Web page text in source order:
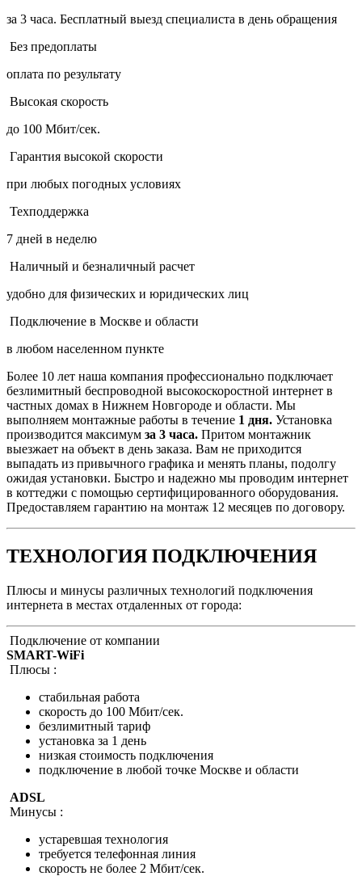
за 3 часа. Бесплатный выезд специалиста в день обращения
Без предоплаты
оплата по результату
Высокая скорость
до 100 Мбит/сек.
Гарантия высокой скорости
при любых погодных условиях
Техподдержка
7 дней в неделю
Наличный и безналичный расчет
удобно для физических и юридических лиц
Подключение в Москве и области
в любом населенном пункте
Более 10 лет наша компания профессионально подключает
безлимитный беспроводной высокоскоростной интернет в
частных домах в Нижнем Новгороде и области. Мы
выполняем монтажные работы в течение 1 дня. Установка
производится максимум за 3 часа. Притом монтажник
выезжает на объект в день заказа. Вам не приходится
выпадать из привычного графика и менять планы, подолгу
ожидая установки. Быстро и надежно мы проводим интернет
в коттеджи с помощью сертифицированного оборудования.
Предоставляем гарантию на монтаж 12 месяцев по договору.
ТЕХНОЛОГИЯ ПОДКЛЮЧЕНИЯ
Плюсы и минусы различных технологий подключения
интернета в местах отдаленных от города:
Подключение от компании
SMART-WiFi
Плюсы :
стабильная работа
скорость до 100 Мбит/сек.
безлимитный тариф
установка за 1 день
низкая стоимость подключения
подключение в любой точке Москве и области
ADSL
Минусы :
устаревшая технология
требуется телефонная линия
скорость не более 2 Мбит/сек.